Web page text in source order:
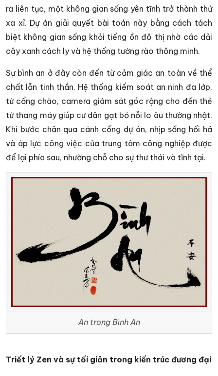
ra liên tục, một không gian sống yên tĩnh trở thành thứ
xa xỉ. Dự án giải quyết bài toán này bằng cách tách
biệt không gian sống khỏi tiếng ồn đô thị nhờ các dải
cây xanh cách ly và hệ thống tường rào thông minh.
Sự bình an ở đây còn đến từ cảm giác an toàn về thể
chất lẫn tinh thần. Hệ thống kiểm soát an ninh đa lớp,
từ cổng chào, camera giám sát góc rộng cho đến thẻ
từ thang máy giúp cư dân gạt bỏ nỗi lo âu thường nhật.
Khi bước chân qua cánh cổng dự án, nhịp sống hối hả
và áp lực công việc của trung tâm công nghiệp được
để lại phía sau, nhường chỗ cho sự thư thái và tĩnh tại.
An trong Bình An
Triết lý Zen và sự tối giản trong kiến trúc đương đại